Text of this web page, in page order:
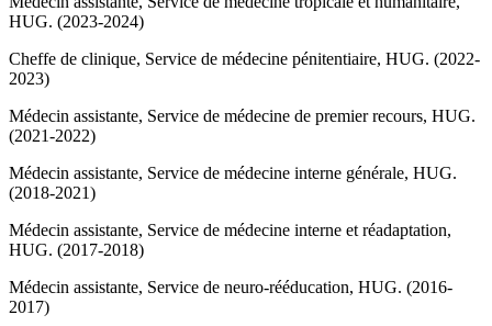
HUG. (2023-2024)
Cheffe de clinique, Service de médecine pénitentiaire, HUG. (2022-
2023)
Médecin assistante, Service de médecine de premier recours, HUG.
(2021-2022)
Médecin assistante, Service de médecine interne générale, HUG.
(2018-2021)
Médecin assistante, Service de médecine interne et réadaptation,
HUG. (2017-2018)
Médecin assistante, Service de neuro-rééducation, HUG. (2016-
2017)